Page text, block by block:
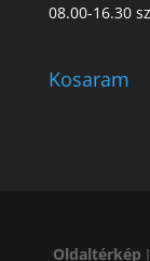
08.00-16.30
Kosaram
Oldaltérkép